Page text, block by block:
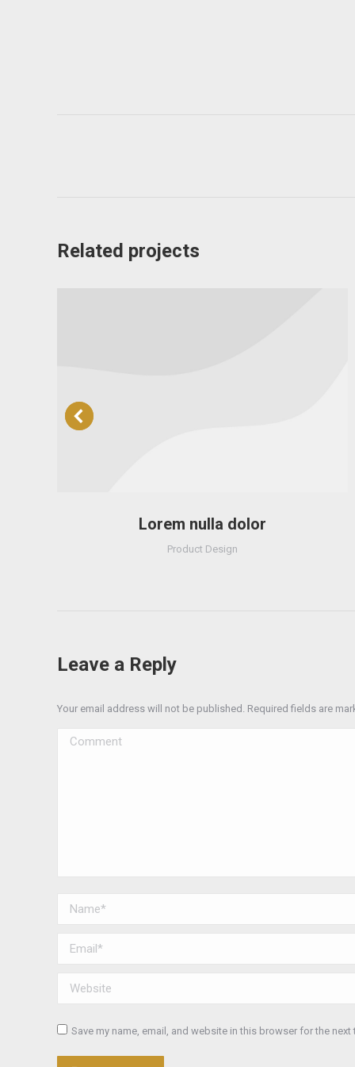
Related projects
Lorem nulla dolor
Product Design
Leave a Reply
Your email address will not be published. Required fields are
Comment
Name *
Email *
Website
Save my name, email, and website in this browser for the next